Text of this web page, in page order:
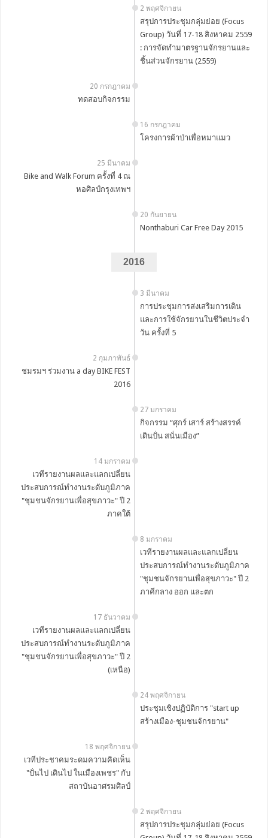
2 พฤศจิกายน
สรุปการประชุมกลุ่มย่อย (Focus
Group) วันที่ 17-18 สิงหาคม 2559
: การจัดทำมาตรฐานจักรยานและ
ชิ้นส่วนจักรยาน (2559)
20 กรกฎาคม
ทดสอบกิจกรรม
16 กรกฎาคม
โครงการผ้าป่าเพื่อหมาแมว
25 มีนาคม
Bike and Walk Forum ครั้งที่ 4 ณ
หอศิลป์กรุงเทพฯ
20 กันยายน
Nonthaburi Car Free Day 2015
2016
3 มีนาคม
การประชุมการส่งเสริมการเดิน
และการใช้จักรยานในชีวิตประจำ
วัน ครั้งที่ 5
2 กุมภาพันธ์
ชมรมฯ ร่วมงาน a day BIKE FEST
2016
27 มกราคม
กิจกรรม “ศุกร์ เสาร์ สร้างสรรค์
เดินปั่น สนั่นเมือง”
14 มกราคม
เวทีรายงานผลและแลกเปลี่ยน
ประสบการณ์ทำงานระดับภูมิภาค
"ชุมชนจักรยานเพื่อสุขภาวะ" ปี 2
ภาคใต้
8 มกราคม
เวทีรายงานผลและแลกเปลี่ยน
ประสบการณ์ทำงานระดับภูมิภาค
"ชุมชนจักรยานเพื่อสุขภาวะ" ปี 2
ภาคีกลาง ออก และตก
17 ธันวาคม
เวทีรายงานผลและแลกเปลี่ยน
ประสบการณ์ทำงานระดับภูมิภาค
"ชุมชนจักรยานเพื่อสุขภาวะ" ปี 2
(เหนือ)
24 พฤศจิกายน
ประชุมเชิงปฏิบัติการ "start up
สร้างเมือง-ชุมชนจักรยาน"
18 พฤศจิกายน
เวทีประชาคมระดมความคิดเห็น
"ปั่นไป เดินไป ในเมืองเพชร" กับ
สถาบันอาศรมศิลป์
2 พฤศจิกายน
สรุปการประชุมกลุ่มย่อย (Focus